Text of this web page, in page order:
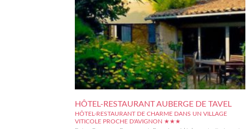
HÔTEL-RESTAURANT AUBERGE DE TAVEL
HÔTEL-RESTAURANT DE CHARME DANS UN VILLAGE
VITICOLE PROCHE D'AVIGNON ★★★